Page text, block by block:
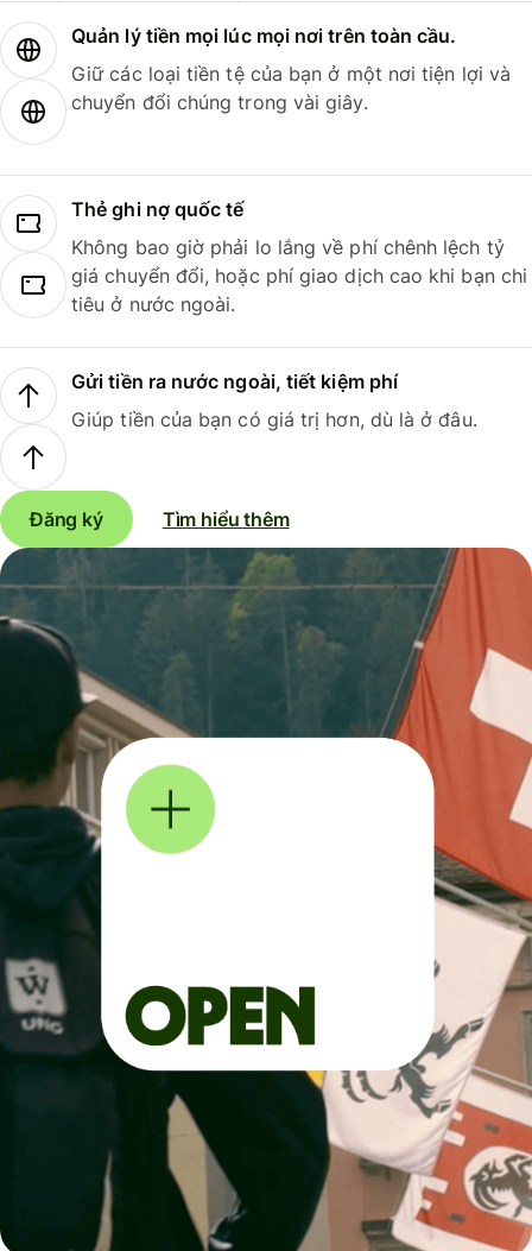
Quản lý tiền mọi lúc mọi nơi trên toàn cầu.
Giữ các loại tiền tệ của bạn ở một nơi tiện lợi và
chuyển đổi chúng trong vài giây.
Thẻ ghi nợ quốc tế
Không bao giờ phải lo lắng về phí chênh lệch tỷ
giá chuyển đổi, hoặc phí giao dịch cao khi bạn chi
tiêu ở nước ngoài.
Gửi tiền ra nước ngoài, tiết kiệm phí
Giúp tiền của bạn có giá trị hơn, dù là ở đâu.
Đăng ký Tìm hiểu thêm